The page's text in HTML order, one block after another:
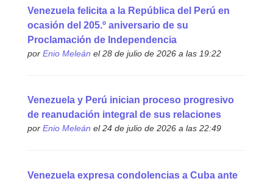
Venezuela felicita a la República del Perú en
ocasión del 205.º aniversario de su
Proclamación de Independencia
por Enio Meleán el 28 de julio de 2026 a las 19:22
Venezuela y Perú inician proceso progresivo
de reanudación integral de sus relaciones
por Enio Meleán el 24 de julio de 2026 a las 22:49
Venezuela expresa condolencias a Cuba ante